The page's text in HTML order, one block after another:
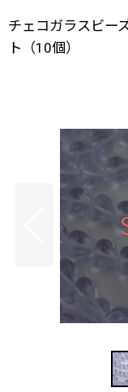
チェコガラスビー
ト（10個）